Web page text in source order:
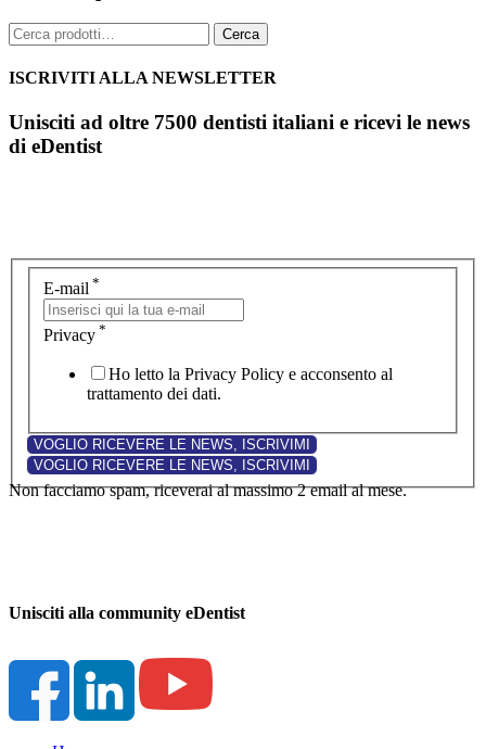
Cerca: Cerca
ISCRIVITI ALLA NEWSLETTER
Unisciti ad oltre 7500 dentisti italiani e ricevi le news
di eDentist
E-mail *
Privacy *
Ho letto la Privacy Policy e acconsento al
trattamento dei dati.
Non facciamo spam, riceverai al massimo 2 email al mese.
Unisciti alla community eDentist